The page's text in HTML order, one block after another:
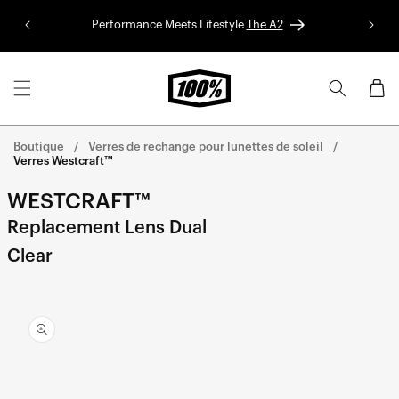
contenu
Performance Meets Lifestyle The A2
Panier
Boutique
Verres de rechange pour lunettes de soleil
Verres Westcraft™
WESTCRAFT™
Replacement Lens Dual
Clear
informations
sur le